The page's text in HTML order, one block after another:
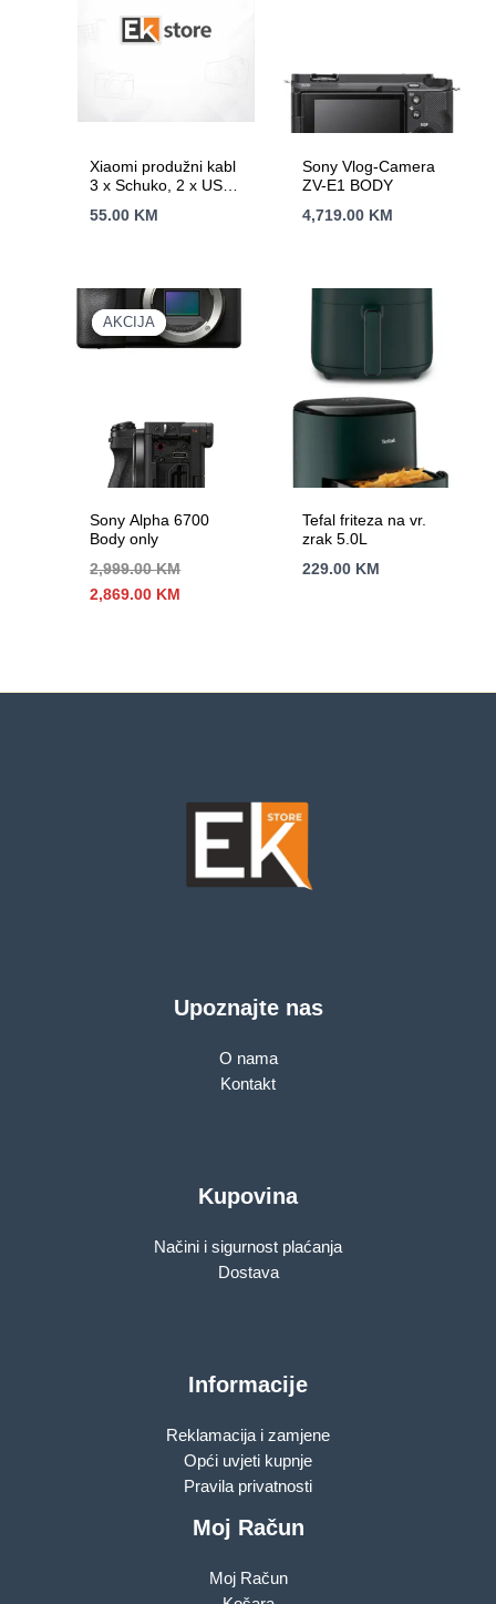
Xiaomi produžni kabl
3 x Schuko, 2 x USB-
(15W), dužina 1.4 m
55.00 KM
Sony Vlog-Camera
ZV-E1 BODY
4,719.00 KM
AKCIJA
AKCIJA
Sony Alpha 6700
Body only
2,999.00KM
Izvorna
cijena
2,869.00 KM
Tefal friteza na vr.
zrak 5.0L
229.00 KM
Upoznajte nas
O nama
Kontakt
Kupovina
Načini i sigurnost plaćanja
Dostava
Informacije
Reklamacija i zamjene
Opći uvjeti kupnje
Pravila privatnosti
Moj Račun
Moj Račun